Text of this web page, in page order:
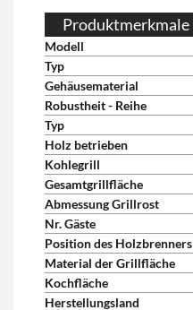
Produktmerkmale
Modell
Typ
Gehäusematerial
Robustheit - Reihe
Typ
Holz betrieben
Kohlegrill
Gesamtgrillfläche
Abmessung Grillrost
Nr. Gäste
Position des Holzbrenners
Material der Grillfläche
Kochfläche
Herstellungsland